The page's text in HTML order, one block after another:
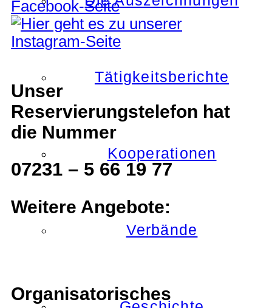
Tätigkeitsberichte
Kooperationen
Verbände
Unser
Reservierungstelefon hat
die Nummer
07231 – 5 66 19 77
Weitere Angebote:
Organisatorisches